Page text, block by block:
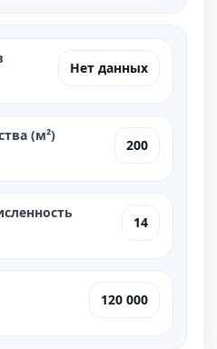
Нет данных
(м²)
200
14
120 000